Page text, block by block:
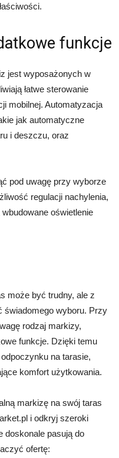
funkcje
jest wyposażonych w
łatwe sterowanie
mobilnej. Automatyzacja
jak automatyczne
i deszczu, oraz
pod uwagę przy wyborze
regulacji nachylenia,
oświetlenie
może być trudny, ale z
świadomego wyboru. Przy
rodzaj markizy,
funkcje. Dzięki temu
na tarasie,
komfort użytkowania.
markizę na swój taras
i odkryj szeroki
doskonale pasują do
ofertę: